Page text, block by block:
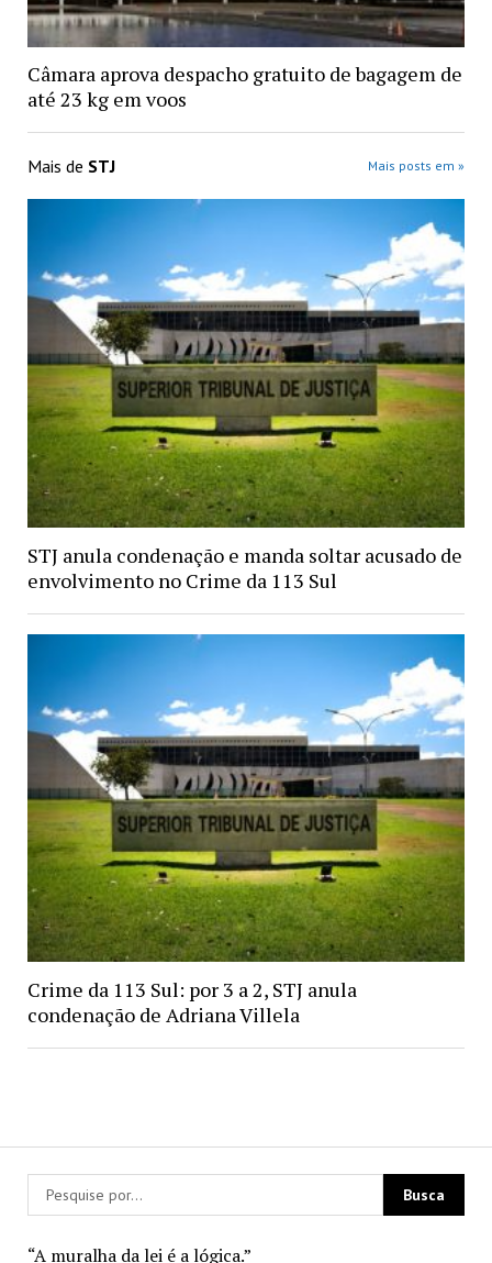
“A muralha da lei é a lógica.”
Câmara aprova despacho gratuito de bagagem de
até 23 kg em voos
Mais de STJ Mais posts em »
STJ anula condenação e manda soltar acusado de
envolvimento no Crime da 113 Sul
Crime da 113 Sul: por 3 a 2, STJ anula
condenação de Adriana Villela